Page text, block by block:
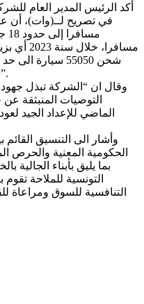
أكد الرئيس المدير العام
سنة 2023 أي بزيادة تقارب 10 بالمائة”.
وقال ان “الشركة تبذل
الماضي للإعداد الجيد
وأشار الى التنسيق
الحكومية المعنية والحرص
بما يليق بأبناء
التونسية للملاحة
التنافسية للسوق ومراعاة